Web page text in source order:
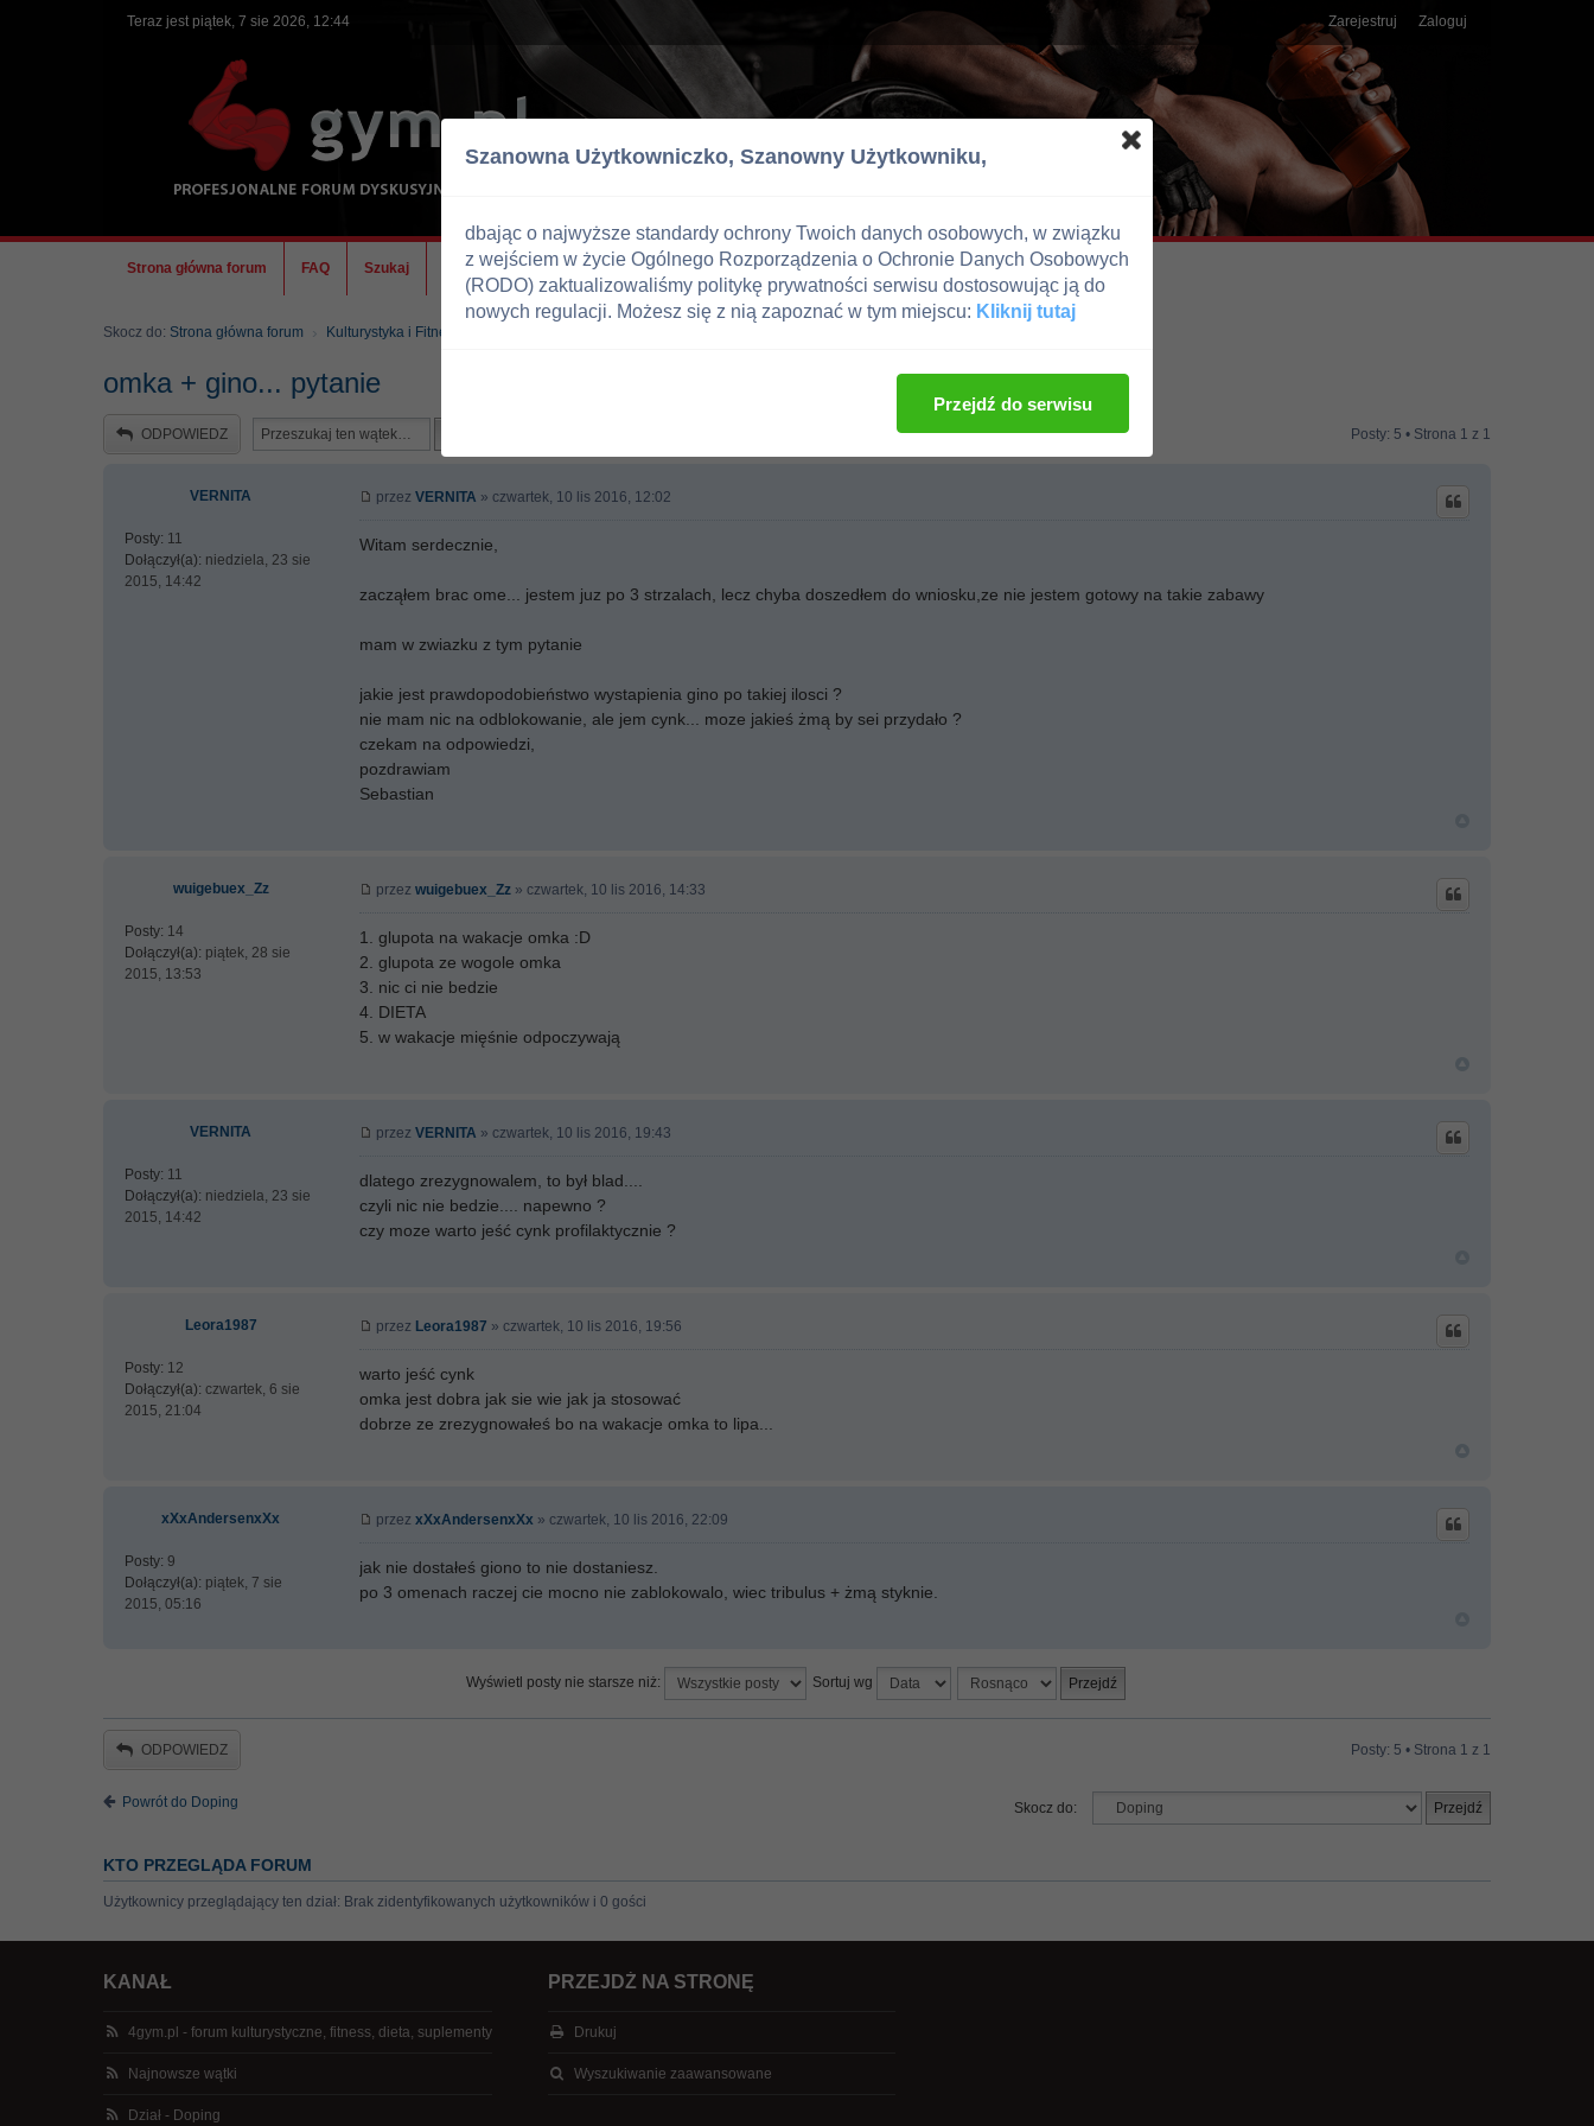
Teraz jest piątek, 7 sie 2026, 12:44 Zarejestruj Zaloguj
Strona główna forum FAQ Szukaj Ekipa
Skocz do: Strona główna forum Kulturystyka i Fitness
omka + gino... pytanie
ODPOWIEDZ Posty: 5 • Strona 1 z 1
VERNITA
Posty: 11
Dołączył(a): niedziela, 23 sie
2015, 14:42
przez VERNITA » czwartek, 10 lis 2016, 12:02
Witam serdecznie,
zacząłem brac ome... jestem juz po 3 strzalach, lecz chyba doszedłem do wniosku,ze nie jestem gotowy na takie zabawy
mam w zwiazku z tym pytanie
jakie jest prawdopodobieństwo wystapienia gino po takiej ilosci ?
nie mam nic na odblokowanie, ale jem cynk... moze jakieś żmą by sei przydało ?
czekam na odpowiedzi,
pozdrawiam
Sebastian
wuigebuex_Zz
Posty: 14
Dołączył(a): piątek, 28 sie
2015, 13:53
przez wuigebuex_Zz » czwartek, 10 lis 2016, 14:33
1. glupota na wakacje omka :D
2. glupota ze wogole omka
3. nic ci nie bedzie
4. DIETA
5. w wakacje mięśnie odpoczywają
VERNITA
Posty: 11
Dołączył(a): niedziela, 23 sie
2015, 14:42
przez VERNITA » czwartek, 10 lis 2016, 19:43
dlatego zrezygnowalem, to był blad....
czyli nic nie bedzie.... napewno ?
czy moze warto jeść cynk profilaktycznie ?
Leora1987
Posty: 12
Dołączył(a): czwartek, 6 sie
2015, 21:04
przez Leora1987 » czwartek, 10 lis 2016, 19:56
warto jeść cynk
omka jest dobra jak sie wie jak ja stosować
dobrze ze zrezygnowałeś bo na wakacje omka to lipa...
xXxAndersenxXx
Posty: 9
Dołączył(a): piątek, 7 sie
2015, 05:16
przez xXxAndersenxXx » czwartek, 10 lis 2016, 22:09
jak nie dostałeś giono to nie dostaniesz.
po 3 omenach raczej cie mocno nie zablokowalo, wiec tribulus + żmą styknie.
Wyświetl posty nie starsze niż: Sortuj wg
ODPOWIEDZ Posty: 5 • Strona 1 z 1
Powrót do Doping Skocz do:
KTO PRZEGLĄDA FORUM
Użytkownicy przeglądający ten dział: Brak zidentyfikowanych użytkowników i 0 gości
KANAŁ
4gym.pl - forum kulturystyczne, fitness, dieta, suplementy
Najnowsze wątki
Dział - Doping
PRZEJDŹ NA STRONĘ
Drukuj
Wyszukiwanie zaawansowane
Szanowna Użytkowniczko, Szanowny Użytkowniku,
dbając o najwyższe standardy ochrony Twoich danych osobowych, w związku
z wejściem w życie Ogólnego Rozporządzenia o Ochronie Danych Osobowych
(RODO) zaktualizowaliśmy politykę prywatności serwisu dostosowując ją do
nowych regulacji. Możesz się z nią zapoznać w tym miejscu: Kliknij tutaj
Przejdź do serwisu